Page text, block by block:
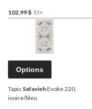
102,99 $ Et+
Options
Tapis SafaviehEvoke 220,
ivoire/bleu